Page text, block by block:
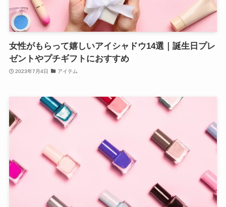
女性がもらって嬉しいアイシャドウ14選｜誕生日プレ
ゼントやプチギフトにおすすめ
2023年7月4日 アイテム